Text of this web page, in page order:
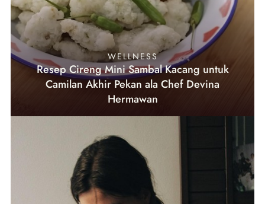
WELLNESS
Resep Cireng Mini Sambal Kacang untuk
Camilan Akhir Pekan ala Chef Devina
Hermawan